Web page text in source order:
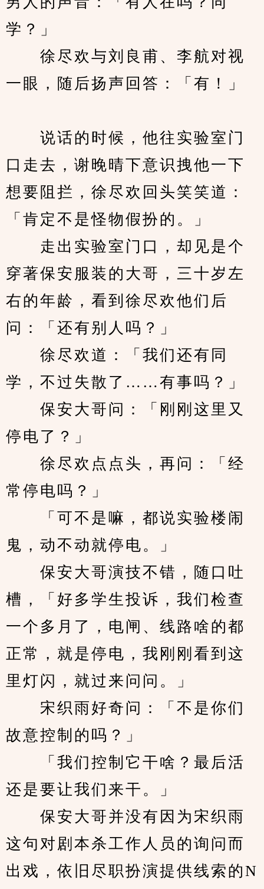
学？」
徐尽欢与刘良甫、李航对视
一眼，随后扬声回答：「有！」
说话的时候，他往实验室门
口走去，谢晚晴下意识拽他一下
想要阻拦，徐尽欢回头笑笑道：
「肯定不是怪物假扮的。」
走出实验室门口，却见是个
穿著保安服装的大哥，三十岁左
右的年龄，看到徐尽欢他们后
问：「还有别人吗？」
徐尽欢道：「我们还有同
学，不过失散了……有事吗？」
保安大哥问：「刚刚这里又
停电了？」
徐尽欢点点头，再问：「经
常停电吗？」
「可不是嘛，都说实验楼闹
鬼，动不动就停电。」
保安大哥演技不错，随口吐
槽，「好多学生投诉，我们检查
一个多月了，电闸、线路啥的都
正常，就是停电，我刚刚看到这
里灯闪，就过来问问。」
宋织雨好奇问：「不是你们
故意控制的吗？」
「我们控制它干啥？最后活
还是要让我们来干。」
保安大哥并没有因为宋织雨
这句对剧本杀工作人员的询问而
出戏，依旧尽职扮演提供线索的N